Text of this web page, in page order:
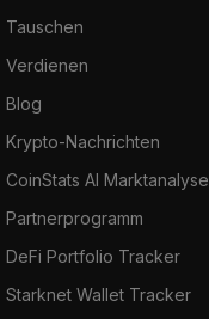
Tauschen
Verdienen
Blog
Krypto-Nachrichten
CoinStats AI Marktanalyse
Partnerprogramm
DeFi Portfolio Tracker
Starknet Wallet Tracker